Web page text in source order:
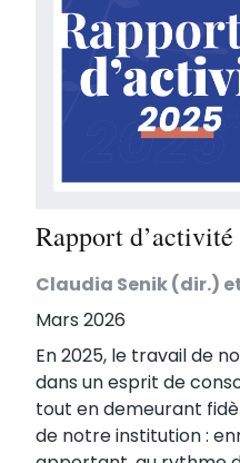
Rapport d’activité
Claudia Senik (dir.)
Mars 2026
En 2025, le travail de
dans un esprit de
tout en demeurant
de notre institution :